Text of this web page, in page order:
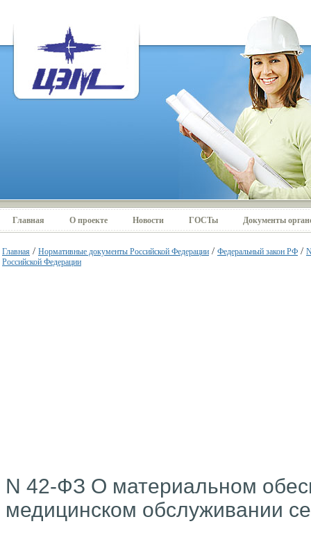
Главная О проекте Новости ГОСТы Документы
Главная / Нормативные документы Российской Федерации / Федеральный закон РФ /
Российской Федерации
N 42-ФЗ О материальном
медицинском обслуживании